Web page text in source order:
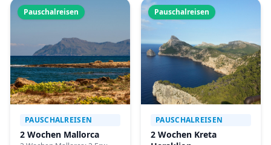
Pauschalreisen
PAUSCHALREISEN
2 Wochen Mallorca
Pauschalreisen
PAUSCHALREISEN
2 Wochen Kreta